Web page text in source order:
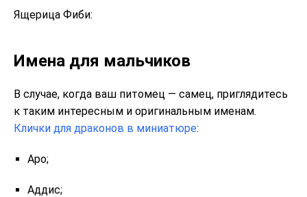
Ящерица Фиби:
Имена для мальчиков
В случае, когда ваш питомец — самец, приглядитесь
к таким интересным и оригинальным именам.
Клички для драконов в миниатюре:
Аро;
Аддис;